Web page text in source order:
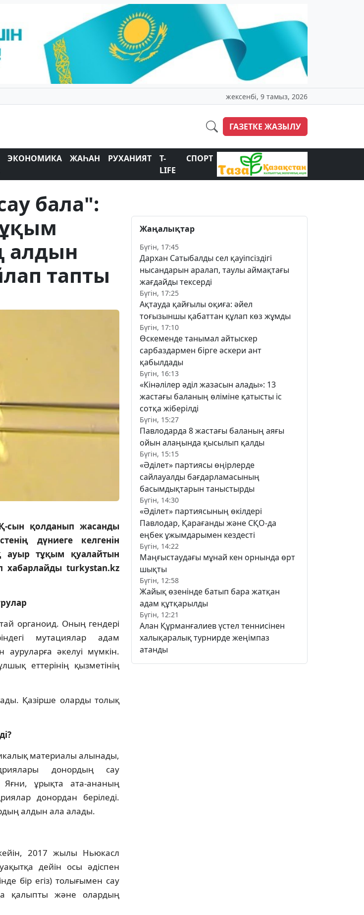
жексенбі, 9 тамыз, 2026
ГАЗЕТКЕ ЖАЗЫЛУ
ЭКОНОМИКА ЖАҺАН РУХАНИЯТ
T-
LIFE
СПОРТ
бала":
алдын
тапты
сын қолданып жасанды
дүниеге келгенін
ауыр тұқым қуалайтын
хабарлайды turkystan.kz
органоид. Оның гендері
мутациялар адам
ауруларға әкелуі мүмкін.
еттерінің қызметінің
Қазірше оларды толық
материалы алынады,
донордың сау
ұрықта ата-ананың
донордан беріледі.
алдын ала алады.
2017 жылы Ньюкасл
дейін осы әдіспен
бір егіз) толығымен сау
қалыпты және олардың
Жаңалықтар
Бүгін, 17:45
Дархан Сатыбалды сел қауіпсіздігі
нысандарын аралап, таулы аймақтағы
жағдайды тексерді
Бүгін, 17:25
Ақтауда қайғылы оқиға: әйел
тоғызыншы қабаттан құлап көз жұмды
Бүгін, 17:10
Өскеменде танымал айтыскер
сарбаздармен бірге әскери ант
қабылдады
Бүгін, 16:13
«Кінәлілер әділ жазасын алады»: 13
жастағы баланың өліміне қатысты іс
сотқа жіберілді
Бүгін, 15:27
Павлодарда 8 жастағы баланың аяғы
ойын алаңында қысылып қалды
Бүгін, 15:15
«Әділет» партиясы өңірлерде
сайлауалды бағдарламасының
басымдықтарын таныстырды
Бүгін, 14:30
«Әділет» партиясының өкілдері
Павлодар, Қарағанды және СҚО-да
еңбек ұжымдарымен кездесті
Бүгін, 14:22
Маңғыстаудағы мұнай кен орнында өрт
шықты
Бүгін, 12:58
Жайық өзенінде батып бара жатқан
адам құтқарылды
Бүгін, 12:21
Алан Құрманғалиев үстел теннисінен
халықаралық турнирде жеңімпаз
атанды